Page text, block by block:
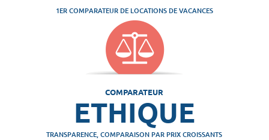
1ER COMPARATEUR DE LOCATIONS DE VACANCES
COMPARATEUR
ETHIQUE
TRANSPARENCE, COMPARAISON PAR PRIX CROISSANTS